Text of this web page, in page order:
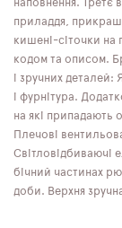
наповнення. Третє
приладдя,
кишені-сіточки на
кодом та описом.
і зручних
і фурнітура.
на які припадають
Плечові
Світловідбиваючі
бічний частинах
доби. Верхня